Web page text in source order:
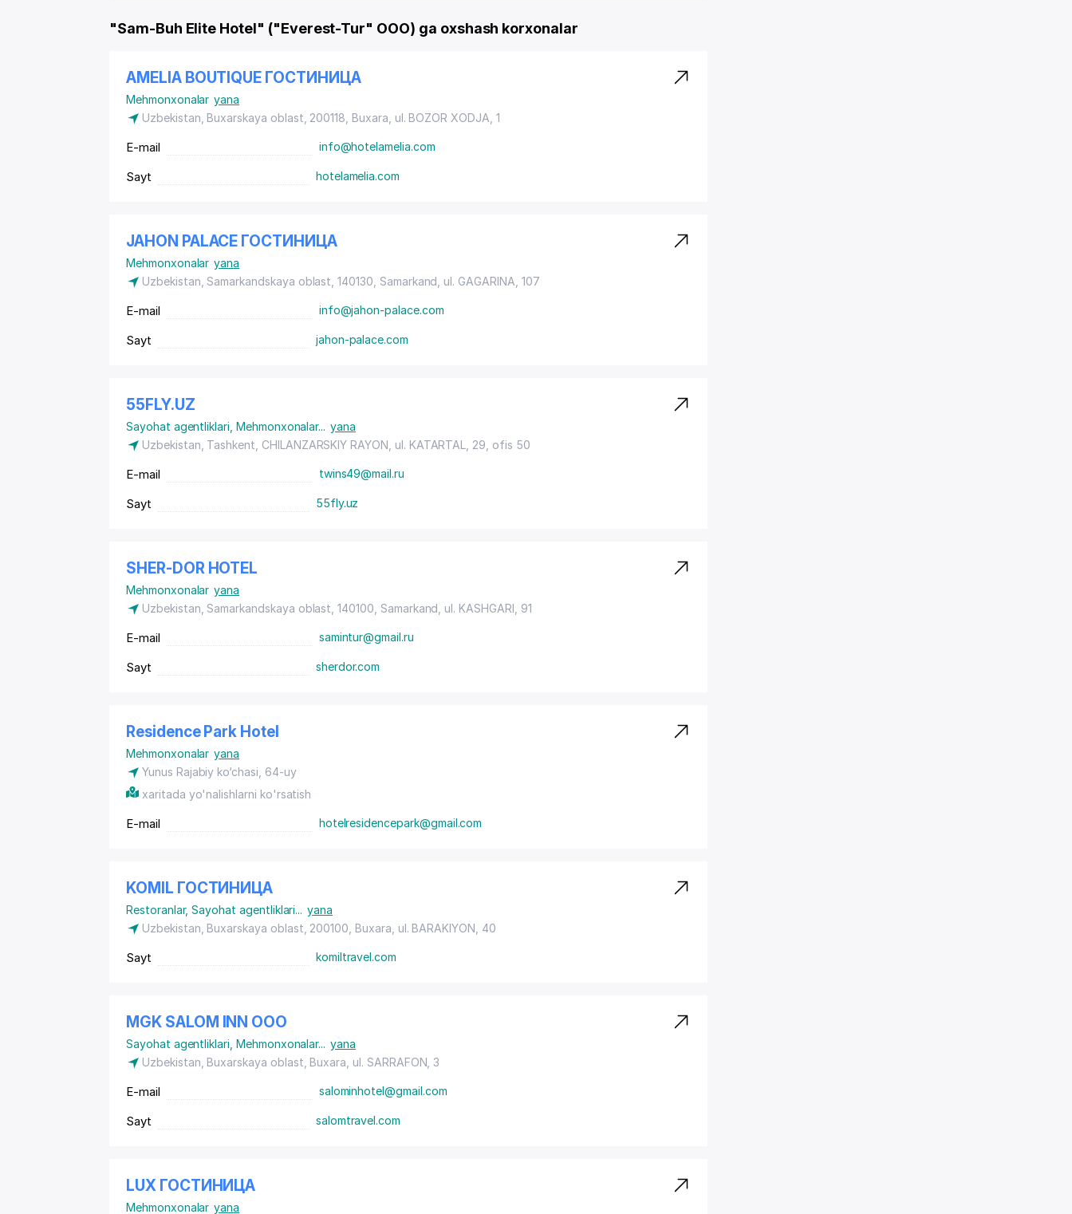
"Sam-Buh Elite Hotel" ("Everest-Tur" OOO) ga oxshash korxonalar
AMELIA BOUTIQUE ГОСТИНИЦА
Mehmonxonalar yana
Uzbekistan, Buxarskaya oblast, 200118, Buxara, ul. BOZOR XODJA , 1
E-mail info@hotelamelia.com
Sayt hotelamelia.com
JAHON PALACE ГОСТИНИЦА
Mehmonxonalar yana
Uzbekistan, Samarkandskaya oblast, 140130, Samarkand, ul. GAGARINA , 107
E-mail info@jahon-palace.com
Sayt jahon-palace.com
55FLY.UZ
Sayohat agentliklari Mehmonxonalar... yana
Uzbekistan, Tashkent CHILANZARSKIY RAYON , ul. KATARTAL, 29, ofis 50
E-mail twins49@mail.ru
Sayt 55fly.uz
SHER-DOR HOTEL
Mehmonxonalar yana
Uzbekistan, Samarkandskaya oblast, 140100, Samarkand, ul. KASHGARI , 91
E-mail samintur@gmail.ru
Sayt sherdor.com
Residence Park Hotel
Mehmonxonalar yana
Yunus Rajabiy ko‘chasi, 64-uy
xaritada yo'nalishlarni ko'rsatish
E-mail hotelresidencepark@gmail.com
KOMIL ГОСТИНИЦА
Restoranlar,Sayohat agentliklari... yana
Uzbekistan, Buxarskaya oblast, 200100, Buxara, ul. BARAKIYON , 40
Sayt komiltravel.com
MGK SALOM INN ООО
Sayohat agentliklari Mehmonxonalar... yana
Uzbekistan, Buxarskaya oblast, Buxara, ul. SARRAFON , 3
E-mail salominhotel@gmail.com
Sayt salomtravel.com
LUX ГОСТИНИЦА
Mehmonxonalar yana